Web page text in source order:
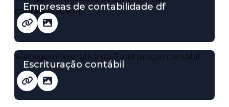
Empresas de contabilidade df
Escrituração contábil